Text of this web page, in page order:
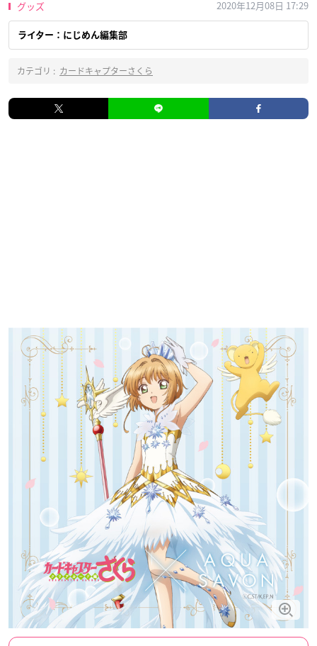
グッズ 2020年12月08日 17:29
ライター：にじめん編集部
カテゴリ : カードキャプターさくら